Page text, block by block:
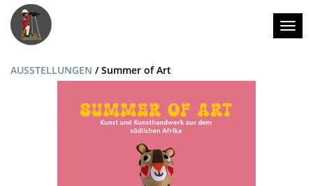
AUSSTELLUNGEN / Summer of Art